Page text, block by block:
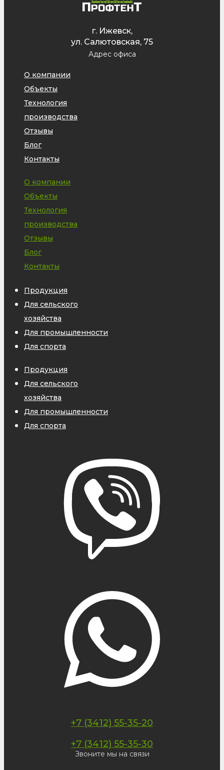
г. Ижевск,
ул. Салютовская, 75
Адрес офиса
О компании
Объекты
Технология
производства
Отзывы
Блог
Контакты
О компании
Объекты
Технология
производства
Отзывы
Блог
Контакты
Продукция
Для сельского
хозяйства
Для промышленности
Для спорта
Продукция
Для сельского
хозяйства
Для промышленности
Для спорта
+7 (3412) 55-35-20
+7 (3412) 55-35-30
Звоните мы на связи